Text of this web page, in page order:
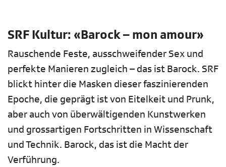
SRF Kultur: «Barock – mon amour»
Rauschende Feste, ausschweifender Sex und
perfekte Manieren zugleich – das ist Barock. SRF
blickt hinter die Masken dieser faszinierenden
Epoche, die geprägt ist von Eitelkeit und Prunk,
aber auch von überwältigenden Kunstwerken
und grossartigen Fortschritten in Wissenschaft
und Technik. Barock, das ist die Macht der
Verführung.